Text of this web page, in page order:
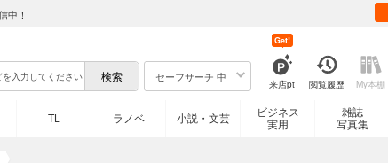
中！
セーフサーチ 中
来店pt
Get!
閲覧履歴 My本棚
TL ラノベ 小説・文芸
ビジネス
実用
雑誌
写真集